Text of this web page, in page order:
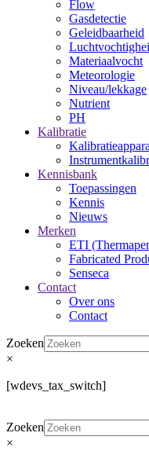
Flow
Gasdetectie
Geleidbaarheid
Materiaalvocht
Meteorologie
Niveau/lekkage
Nutrient
PH
Kalibratie
Kennisbank
Toepassingen
Kennis
Nieuws
Merken
ETI
Fabricated
Senseca
Contact
Over ons
Contact
Zoeken
×
[wdevs_tax_switch]
Zoeken
×